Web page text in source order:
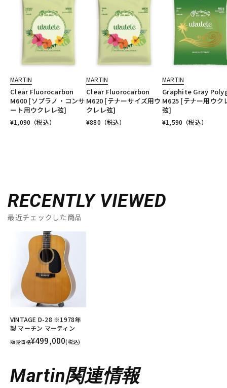
MARTIN
Clear Fluorocarbon
M600 [ソプラノ・コンサ
ート用ウクレレ弦]
¥1,090 （税込）
MARTIN
Clear Fluorocarbon
M620 [テナーサイズ用ウ
クレレ弦]
¥880 （税込）
MARTIN
Graphite Gray
M625 [テナー用ウク
弦]
¥1,590 （税込）
RECENTLY VIEWED
最近チェックした商品
VINTAGE D-28 ※1978年
製 マーチン マーティン
販売価格¥499,000(税込)
Martin関連情報